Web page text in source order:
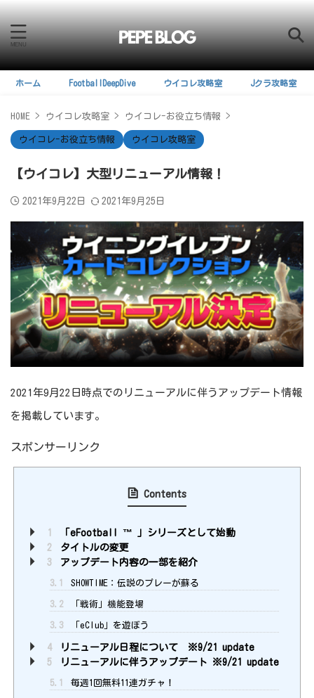
ホーム FootballDeepDive ウイコレ攻略室 Jクラ攻略室
HOME > ウイコレ攻略室 > ウイコレ-お役立ち情報 >
ウイコレ-お役立ち情報 ウイコレ攻略室
【ウイコレ】大型リニューアル情報！
2021年9月22日 2021年9月25日
2021年9月22日時点でのリニューアルに伴うアップデート情報
を掲載しています。
スポンサーリンク
Contents
1
「eFootball ™ 」シリーズとして始動
2
タイトルの変更
3
アップデート内容の一部を紹介
3.1 SHOWTIME：伝説のプレーが蘇る
3.2 「戦術」機能登場
3.3 「eClub」を遊ぼう
4
リニューアル日程について ※9/21 update
5
リニューアルに伴うアップデート ※9/21 update
5.1 毎週1回無料11連ガチャ！